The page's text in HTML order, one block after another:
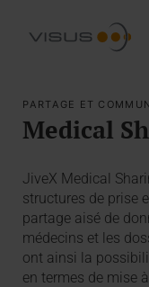
PARTAGE ET
Medical
JiveX Medical
structures de prise
partage aisé de
médecins et les
ont ainsi la
en termes de mise